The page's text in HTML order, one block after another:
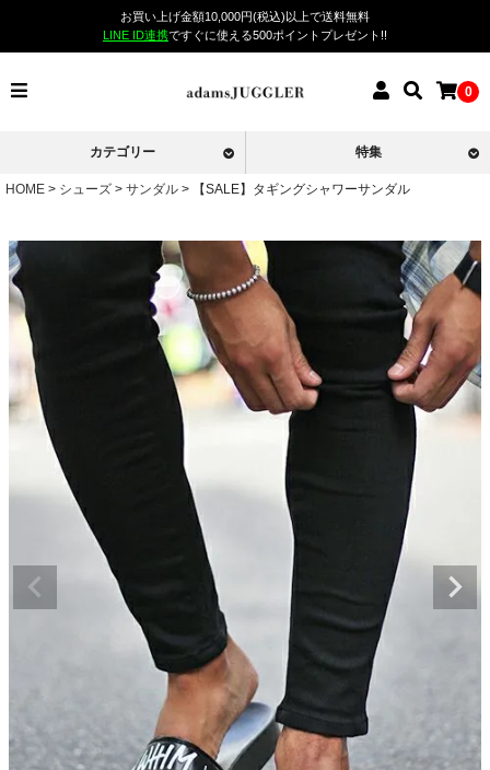
お買い上げ金額10,000円(税込)以上で送料無料
LINE ID連携ですぐに使える500ポイントプレゼント!!
0
カテゴリー 特集
HOME シューズ サンダル 【SALE】タギングシャワーサンダル